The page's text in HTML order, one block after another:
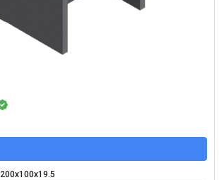
200x100x19.5